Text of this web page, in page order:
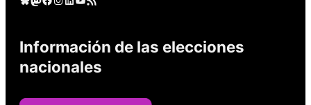
Información de las elecciones
nacionales